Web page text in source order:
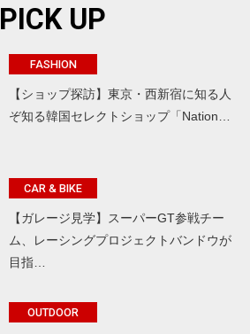
PICK UP
FASHION
【ショップ探訪】東京・西新宿に知る人
ぞ知る韓国セレクトショップ「Nation…
CAR & BIKE
【ガレージ見学】スーパーGT参戦チー
ム、レーシングプロジェクトバンドウが
目指…
OUTDOOR